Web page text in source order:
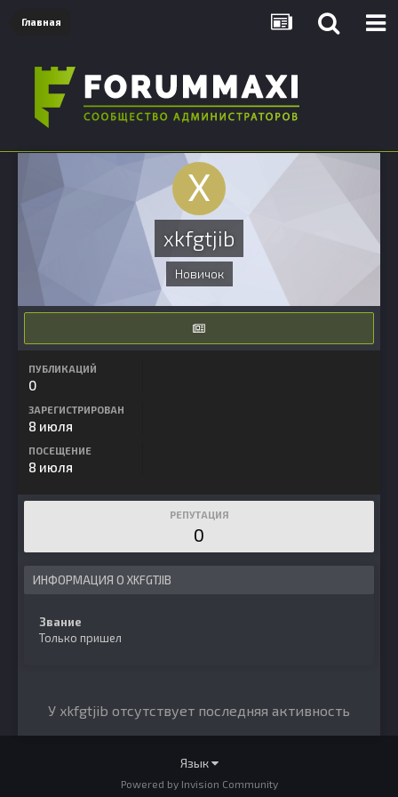
Главная
xkfgtjib
Новичок
ПУБЛИКАЦИЙ
0
ЗАРЕГИСТРИРОВАН
8 июля
ПОСЕЩЕНИЕ
8 июля
РЕПУТАЦИЯ
0
ИНФОРМАЦИЯ О XKFGTJIB
Звание
Только пришел
У xkfgtjib отсутствует последняя активность
Язык
Powered by Invision Community